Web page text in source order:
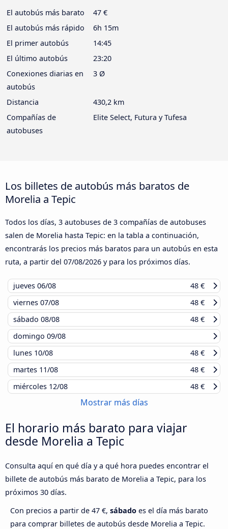
El autobús más barato
47 €
El autobús más rápido
6h 15m
El primer autobús
14:45
El último autobús
23:20
Conexiones diarias en
autobús
3 Ø
Distancia
430,2 km
Compañías de
autobuses
Elite Select, Futura y Tufesa
Los billetes de autobús más baratos de
Morelia a Tepic
Todos los días, 3 autobuses de 3 compañías de autobuses
salen de Morelia hasta Tepic: en la tabla a continuación,
encontrarás los precios más baratos para un autobús en esta
ruta, a partir del 07/08/2026 y para los próximos días.
jueves 06/08
48 €
viernes 07/08
48 €
sábado 08/08
48 €
domingo 09/08
lunes 10/08
48 €
martes 11/08
48 €
miércoles 12/08 48 €
Mostrar más días
El horario más barato para viajar
desde Morelia a Tepic
Consulta aquí en qué día y a qué hora puedes encontrar el
billete de autobús más barato de Morelia a Tepic, para los
próximos 30 días.
Con precios a partir de 47 €, sábado es el día más barato
para comprar billetes de autobús desde Morelia a Tepic.